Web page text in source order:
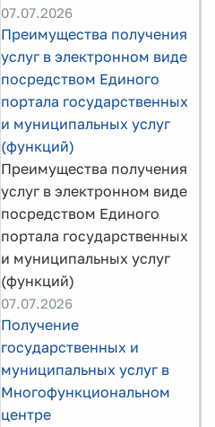
07.07.2026
Преимущества получения
услуг в электронном виде
посредством Единого
портала государственных
и муниципальных услуг
(функций)
Преимущества получения
услуг в электронном виде
посредством Единого
портала государственных
и муниципальных услуг
(функций)
07.07.2026
Получение
государственных и
муниципальных услуг в
Многофункциональном
центре